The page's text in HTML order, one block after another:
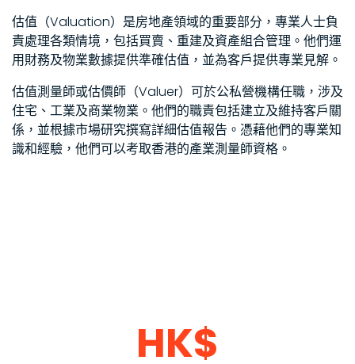
估值（Valuation）是房地產領域的重要部分，專業人士負
責處理各類情境，包括買賣、重建及資產組合管理。他們運
用財務及物業數據提供準確估值，並為客戶提供專業見解。
估值測量師或估價師（Valuer）可於公私營機構任職，涉及
住宅、工業及商業物業。他們的職責包括建立及維持客戶關
係，並根據市場研究撰寫詳細估值報告。憑藉他們的專業知
識和經驗，他們可以考取香港的產業測量師資格。
HK$